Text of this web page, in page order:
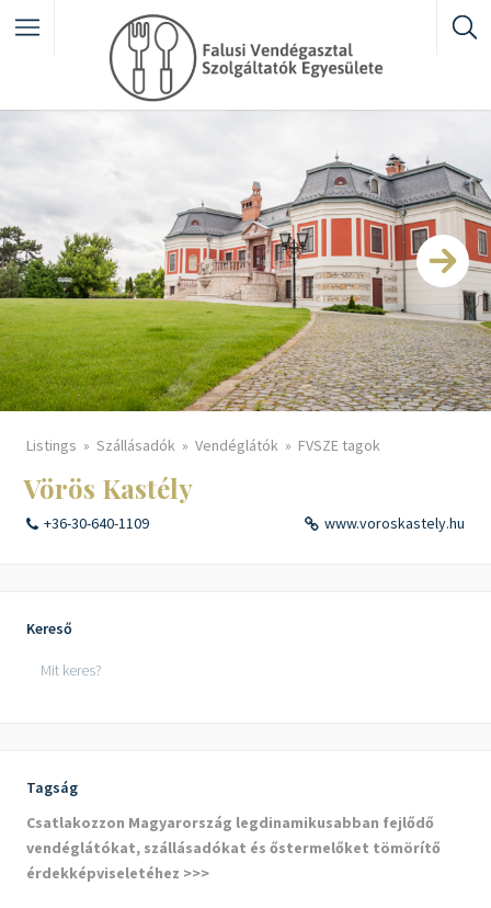
Listings Szállásadók Vendéglátók FVSZE tagok
Vörös Kastély
+36-30-640-1109 www.voroskastely.hu
Kereső
Tagság
Csatlakozzon Magyarország legdinamikusabban fejlődő
vendéglátókat, szállásadókat és őstermelőket tömörítő
érdekképviseletéhez >>>